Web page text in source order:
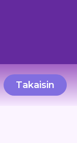
Takaisin